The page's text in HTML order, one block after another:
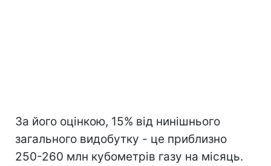
За його оцінкою, 15% від нинішнього
загального видобутку - це приблизно
250-260 млн кубометрів газу на місяць.